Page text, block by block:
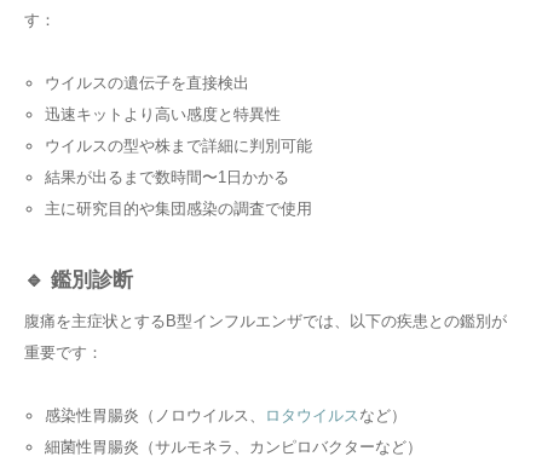
す：
ウイルスの遺伝子を直接検出
迅速キットより高い感度と特異性
ウイルスの型や株まで詳細に判別可能
結果が出るまで数時間〜1日かかる
主に研究目的や集団感染の調査で使用
🔹 鑑別診断
腹痛を主症状とするB型インフルエンザでは、以下の疾患との鑑別が
重要です：
感染性胃腸炎（ノロウイルス、 ロタウイルス など）
細菌性胃腸炎（サルモネラ、カンピロバクターなど）